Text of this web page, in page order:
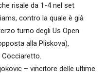
risale da 1-4 nel set
contro la quale è già
turno degli Us Open
alla Pliskova),
Cocciaretto.
– vincitore delle ultime